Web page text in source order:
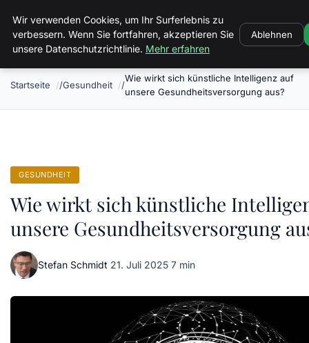
Luther In Bs
Startseite Gesundheit
Wie wirkt sich künstliche Intelligenz auf
unsere Gesundheitsversorgung aus?
GESUNDHEIT
Wie wirkt sich künstliche
unsere Gesundheitsversorgung
Stefan Schmidt·21. Juli 2025·7 min
Wir verwenden Cookies, um Ihr Surferlebnis zu
verbessern. Wenn Sie fortfahren, akzeptieren Sie
unsere Datenschutzrichtlinie. Mehr erfahren
Ablehnen